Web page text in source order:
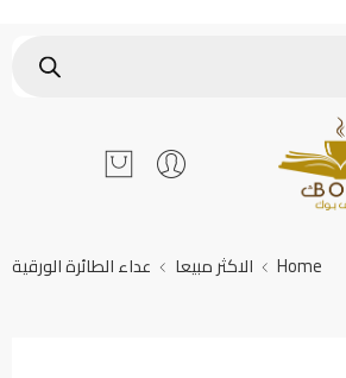
Home الاكثر مبيعا عداء الطائرة الورقية